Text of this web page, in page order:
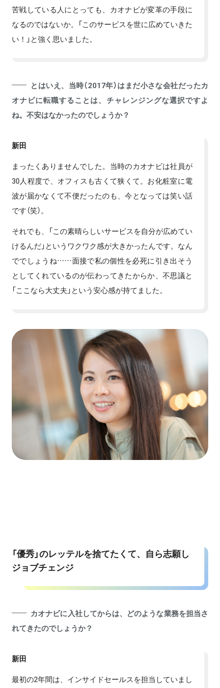
苦戦している人にとっても、カオナビが変革の手段に
なるのではないか。「このサービスを世に広めていきた
い！」と強く思いました。
とはいえ、当時（2017年）はまだ小さな会社だったカ
オナビに転職することは、チャレンジングな選択ですよ
ね。不安はなかったのでしょうか？
新田
まったくありませんでした。当時のカオナビは社員が
30人程度で、オフィスも古くて狭くて。お化粧室に電
波が届かなくて不便だったのも、今となっては笑い話
です（笑）。
それでも、「この素晴らしいサービスを自分が広めてい
けるんだ」というワクワク感が大きかったんです。なん
ででしょうね……面接で私の個性を必死に引き出そう
としてくれているのが伝わってきたからか、不思議と
「ここなら大丈夫」という安心感が持てました。
「優秀」のレッテルを捨てたくて、自ら志願し
ジョブチェンジ
カオナビに入社してからは、どのような業務を担当さ
れてきたのでしょうか？
新田
最初の2年間は、インサイドセールスを担当していまし